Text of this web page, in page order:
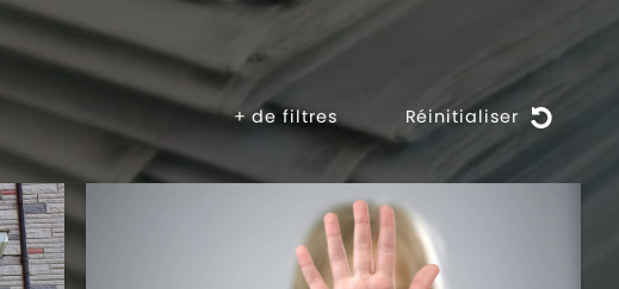
+de filtres Réinitialiser